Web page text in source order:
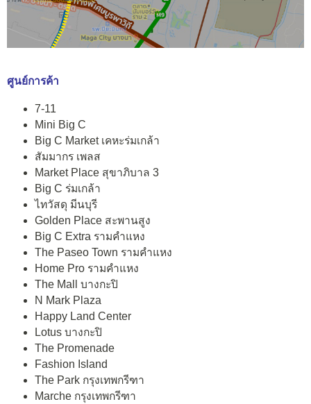
ศูนย์การค้า
7-11
Mini Big C
Big C Market เคหะร่มเกล้า
สัมมากร เพลส
Market Place สุขาภิบาล 3
Big C ร่มเกล้า
ไทวัสดุ มีนบุรี
Golden Place สะพานสูง
Big C Extra รามคำแหง
The Paseo Town รามคำแหง
Home Pro รามคำแหง
The Mall บางกะปิ
N Mark Plaza
Happy Land Center
Lotus บางกะปิ
The Promenade
Fashion Island
The Park กรุงเทพกรีฑา
Marche กรุงเทพกรีฑา